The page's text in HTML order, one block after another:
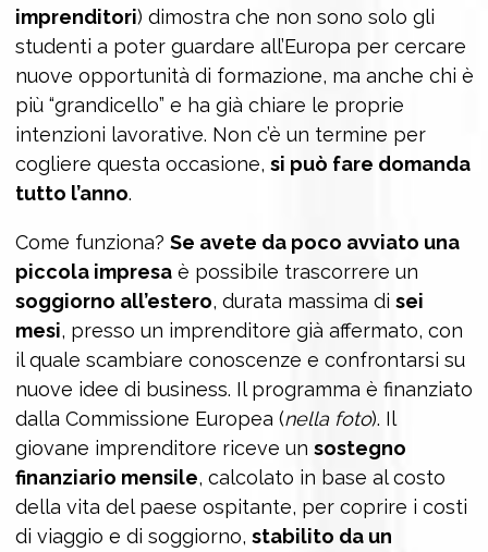
imprenditori) dimostra che non sono solo gli
studenti a poter guardare all’Europa per cercare
nuove opportunità di formazione, ma anche chi è
più “grandicello” e ha già chiare le proprie
intenzioni lavorative. Non c’è un termine per
cogliere questa occasione, si può fare domanda
tutto l’anno.
Come funziona? Se avete da poco avviato una
piccola impresaè possibile trascorrere un
soggiorno all’estero, durata massima di sei
mesi, presso un imprenditore già affermato, con
il quale scambiare conoscenze e confrontarsi su
nuove idee di business. Il programma è finanziato
dalla Commissione Europea (nella foto). Il
giovane imprenditore riceve un sostegno
finanziario mensile, calcolato in base al costo
della vita del paese ospitante, per coprire i costi
di viaggio e di soggiorno, stabilito da un